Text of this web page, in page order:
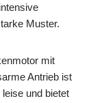
Muster.
mit
Antrieb ist
und bietet